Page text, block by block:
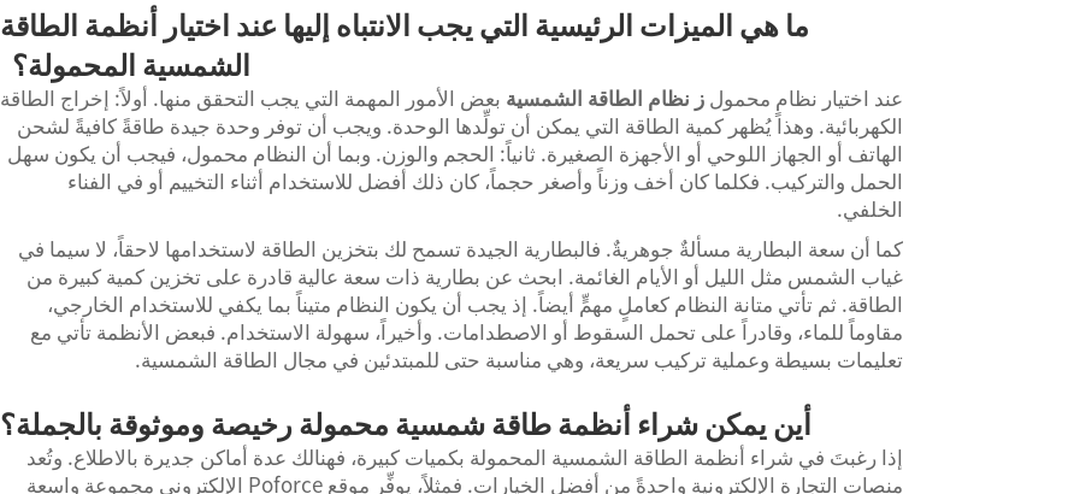
ما هي الميزات الرئيسية التي يجب الانتباه إليها عند اختيار أنظمة الطاقة
الشمسية المحمولة؟
عند اختيار نظامٍ محمول ز نظام الطاقة الشمسية بعض الأمور المهمة التي يجب التحقق منها. أولاً: إخراج الطاقة
الكهربائية. وهذا يُظهر كمية الطاقة التي يمكن أن تولِّدها الوحدة. ويجب أن توفر وحدة جيدة طاقةً كافيةً لشحن
الهاتف أو الجهاز اللوحي أو الأجهزة الصغيرة. ثانياً: الحجم والوزن. وبما أن النظام محمول، فيجب أن يكون سهل
الحمل والتركيب. فكلما كان أخف وزناً وأصغر حجماً، كان ذلك أفضل للاستخدام أثناء التخييم أو في الفناء
الخلفي.
كما أن سعة البطارية مسألةٌ جوهريةٌ. فالبطارية الجيدة تسمح لك بتخزين الطاقة لاستخدامها لاحقاً، لا سيما في
غياب الشمس مثل الليل أو الأيام الغائمة. ابحث عن بطارية ذات سعة عالية قادرة على تخزين كمية كبيرة من
الطاقة. ثم تأتي متانة النظام كعاملٍ مهمٍّ أيضاً. إذ يجب أن يكون النظام متيناً بما يكفي للاستخدام الخارجي،
مقاوماً للماء، وقادراً على تحمل السقوط أو الاصطدامات. وأخيراً، سهولة الاستخدام. فبعض الأنظمة تأتي مع
تعليمات بسيطة وعملية تركيب سريعة، وهي مناسبة حتى للمبتدئين في مجال الطاقة الشمسية.
أين يمكن شراء أنظمة طاقة شمسية محمولة رخيصة وموثوقة بالجملة؟
إذا رغبتَ في شراء أنظمة الطاقة الشمسية المحمولة بكميات كبيرة، فهنالك عدة أماكن جديرة بالاطلاع. وتُعد
منصات التجارة الإلكترونية واحدةً من أفضل الخيارات. فمثلاً، يوفِّر موقع Poforce الإلكتروني مجموعة واسعة